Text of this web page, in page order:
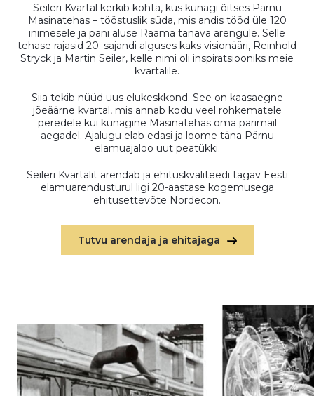
Seileri Kvartal kerkib kohta, kus kunagi õitses Pärnu
Masinatehas – tööstuslik süda, mis andis tööd üle 120
inimesele ja pani aluse Rääma tänava arengule. Selle
tehase rajasid 20. sajandi alguses kaks visionääri, Reinhold
Stryck ja Martin Seiler, kelle nimi oli inspiratsiooniks meie
kvartalile.
Siia tekib nüüd uus elukeskkond. See on kaasaegne
jõeäärne kvartal, mis annab kodu veel rohkematele
peredele kui kunagine Masinatehas oma parimail
aegadel. Ajalugu elab edasi ja loome täna Pärnu
elamuajaloo uut peatükki.
Seileri Kvartalit arendab ja ehituskvaliteedi tagav Eesti
elamuarendusturul ligi 20-aastase kogemusega
ehitusettevõte Nordecon.
Tutvu arendaja ja ehitajaga